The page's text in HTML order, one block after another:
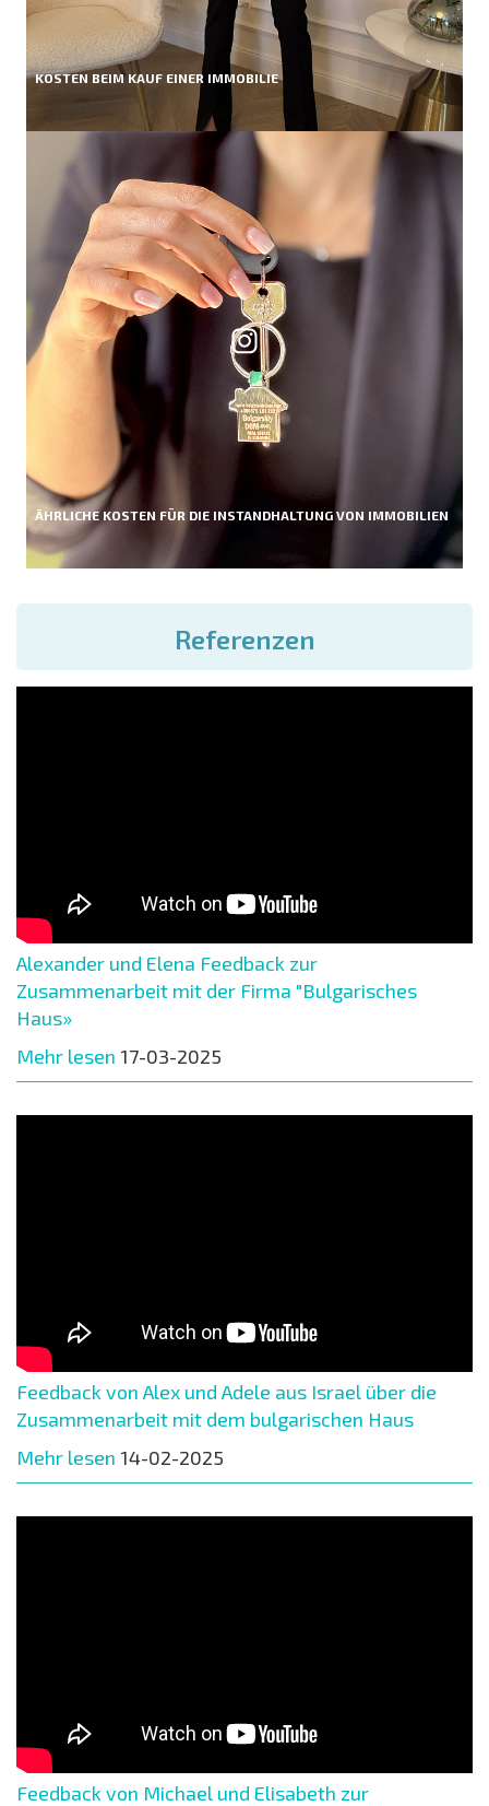
KOSTEN BEIM KAUF EINER IMMOBILIE
ÄHRLICHE KOSTEN FÜR DIE INSTANDHALTUNG VON IMMOBILIEN
Referenzen
Alexander und Elena Feedback zur
Zusammenarbeit mit der Firma "Bulgarisches
Haus»
Mehr lesen 17-03-2025
Feedback von Alex und Adele aus Israel über die
Zusammenarbeit mit dem bulgarischen Haus
Mehr lesen 14-02-2025
Feedback von Michael und Elisabeth zur